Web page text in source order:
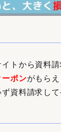
トから資料請
ーポンがもら
資料請求し